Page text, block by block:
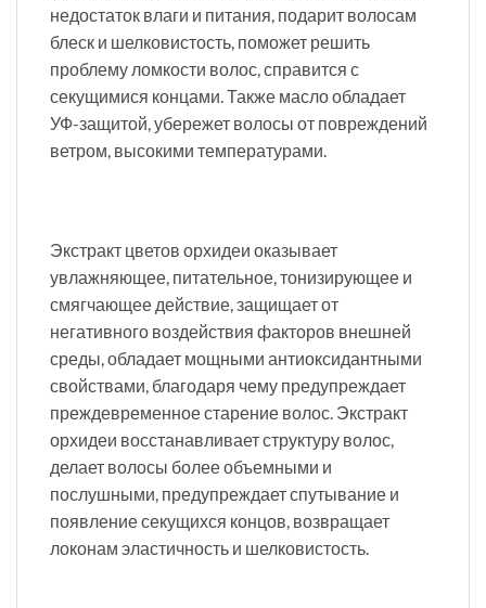
недостаток влаги и питания, подарит волосам
блеск и шелковистость, поможет решить
проблему ломкости волос, справится с
секущимися концами. Также масло обладает
УФ-защитой, убережет волосы от повреждений
ветром, высокими температурами.
Экстракт цветов орхидеи оказывает
увлажняющее, питательное, тонизирующее и
смягчающее действие, защищает от
негативного воздействия факторов внешней
среды, обладает мощными антиоксидантными
свойствами, благодаря чему предупреждает
преждевременное старение волос. Экстракт
орхидеи восстанавливает структуру волос,
делает волосы более объемными и
послушными, предупреждает спутывание и
появление секущихся концов, возвращает
локонам эластичность и шелковистость.